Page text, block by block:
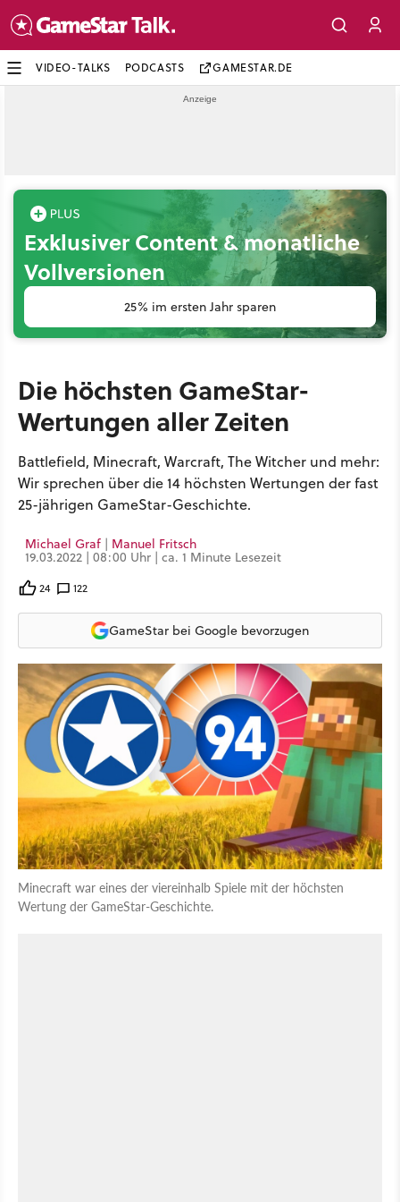
VIDEO-TALKS PODCASTS GAMESTAR.DE
Exklusiver Content & monatliche
Vollversionen
25% im ersten Jahr sparen
Die höchsten GameStar-
Wertungen aller Zeiten
Battlefield, Minecraft, Warcraft, The Witcher und mehr:
Wir sprechen über die 14 höchsten Wertungen der fast
25-jährigen GameStar-Geschichte.
Michael Graf | Manuel Fritsch
19.03.2022 | 08:00 Uhr | ca. 1 Minute Lesezeit
24 122
GameStar bei Google bevorzugen
Minecraft war eines der viereinhalb Spiele mit der höchsten
Wertung der GameStar-Geschichte.